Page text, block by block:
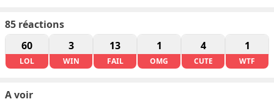
85 réactions
60
LOL
3
WIN
13
FAIL
1
OMG
4
CUTE
1
WTF
A voir